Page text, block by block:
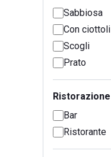
Sabbiosa
Con ciottoli
Scogli
Prato
Ristorazione
Bar
Ristorante